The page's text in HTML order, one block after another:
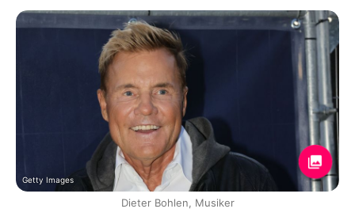
Getty Images
Dieter Bohlen, Musiker